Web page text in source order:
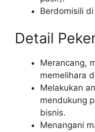
Berdomisili
Detail
Merancang,
memelihara
Melakukan
mendukung
bisnis.
Menangani